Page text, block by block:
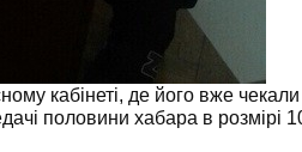
кабінеті, де його вже
половини хабара в розмірі